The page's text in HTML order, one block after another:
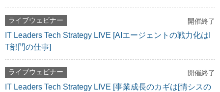
ライブウェビナー 開催終了
IT Leaders Tech Strategy LIVE [AIエージェントの戦力化はI
T部門の仕事]
ライブウェビナー 開催終了
IT Leaders Tech Strategy LIVE [事業成長のカギは[情シスの